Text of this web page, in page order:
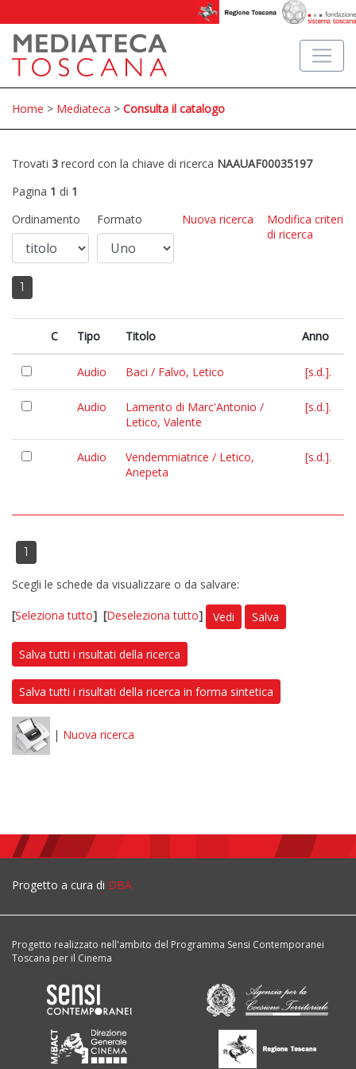
Home > Mediateca > Consulta il catalogo
Trovati 3 record con la chiave di ricerca NAAUAF00035197
Pagina 1 di 1
Ordinamento
Formato Nuova ricerca
Modifica criteri
di ricerca
1
C Tipo Titolo Anno
Audio Baci / Falvo, Letico [s.d.].
Audio
Lamento di Marc'Antonio /
Letico, Valente
[s.d.].
Audio
Vendemmiatrice / Letico,
Anepeta
[s.d.].
1
Scegli le schede da visualizzare o da salvare:
[Seleziona tutto] [Deseleziona tutto] Vedi Salva
Salva tutti i risultati della ricerca
Salva tutti i risultati della ricerca in forma sintetica
| Nuova ricerca
Progetto a cura di DBA
Progetto realizzato nell'ambito del Programma Sensi Contemporanei
Toscana per il Cinema